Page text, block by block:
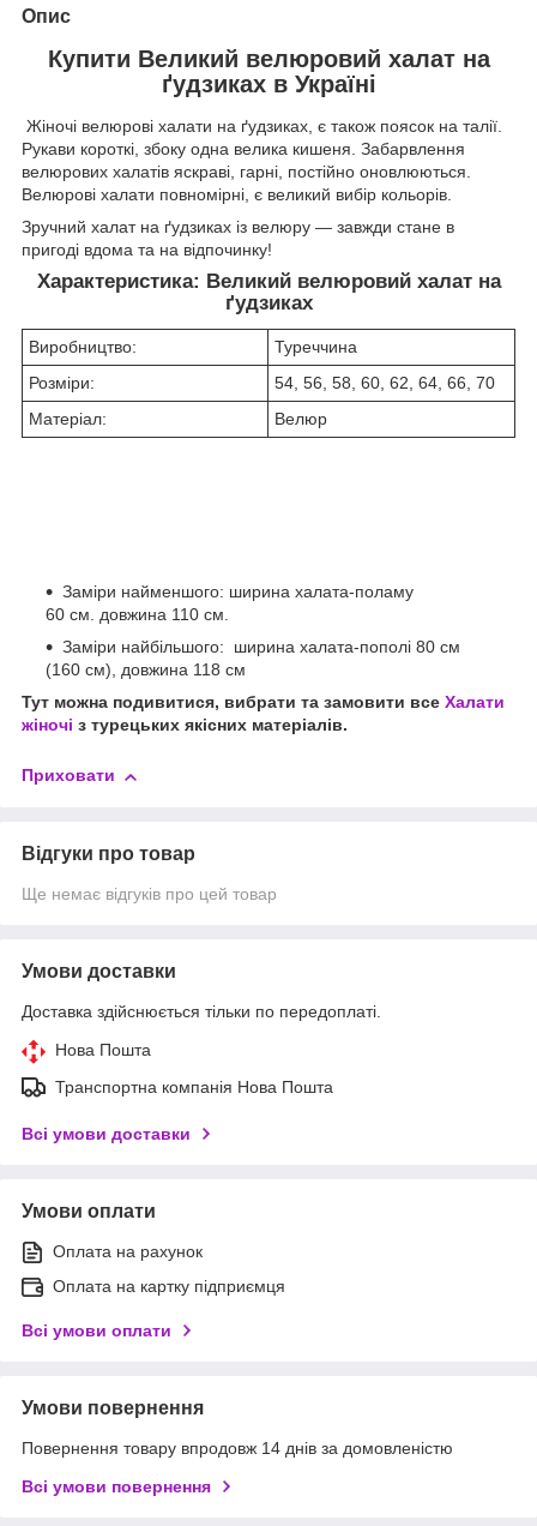
Опис
Купити Великий велюровий халат на
ґудзиках в Україні
Жіночі велюрові халати на ґудзиках, є також поясок на талії.
Рукави короткі, збоку одна велика кишеня. Забарвлення
велюрових халатів яскраві, гарні, постійно оновлюються.
Велюрові халати повномірні, є великий вибір кольорів.
Зручний халат на ґудзиках із велюру — завжди стане в
пригоді вдома та на відпочинку!
Характеристика: Великий велюровий халат на
ґудзиках
Виробництво:
Туреччина
Розміри:
54, 56, 58, 60, 62, 64, 66, 70
Матеріал:
Велюр
Заміри найменшого: ширина халата-поламу
60 см. довжина 110 см.
Заміри найбільшого: ширина халата-пополі 80 см
(160 см), довжина 118 см
Тут можна подивитися, вибрати та замовити все Халати
жіночі з турецьких якісних матеріалів.
Приховати
Відгуки про товар
Ще немає відгуків про цей товар
Умови доставки
Доставка здійснюється тільки по передоплаті.
Нова Пошта
Транспортна компанія Нова Пошта
Всі умови доставки
Умови оплати
Оплата на рахунок
Оплата на картку підприємця
Всі умови оплати
Умови повернення
Повернення товару впродовж 14 днів за домовленістю
Всі умови повернення